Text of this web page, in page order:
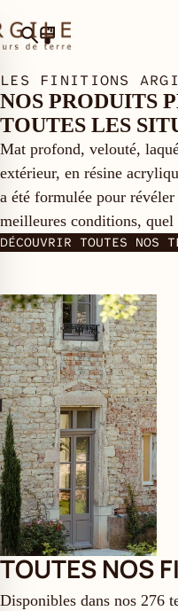
LES FINITIONS
NOS PRODUITS
TOUTES LES
Mat profond, velouté,
extérieur, en résine
a été formulée pour
meilleures conditions,
DÉCOUVRIR TOUTES NOS
TOUTES NOS
Disponibles dans nos 276